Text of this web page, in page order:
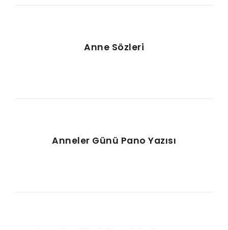
Anne Sözleri
Anneler Günü Pano Yazısı